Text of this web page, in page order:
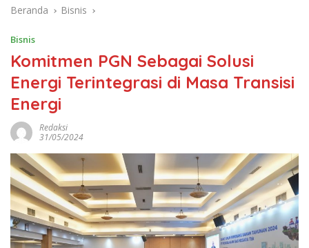
Beranda Bisnis
Bisnis
Komitmen PGN Sebagai Solusi
Energi Terintegrasi di Masa Transisi
Energi
Redaksi
31/05/2024